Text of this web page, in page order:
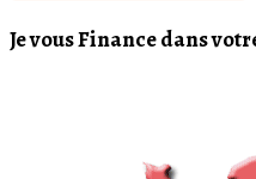
Je vous Finance dans